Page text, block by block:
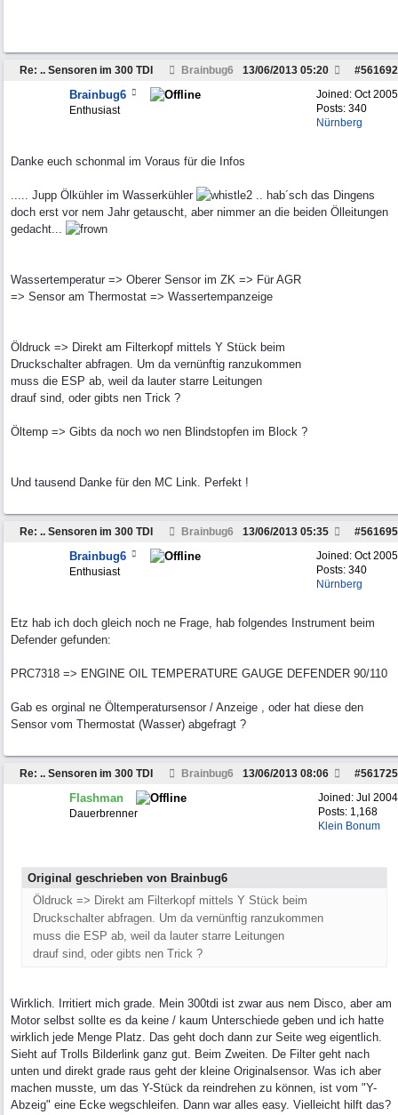
Re: .. Sensoren im 300 TDI Brainbug6 #561692
13/06/2013 05:20
Joined: Oct 2005
Posts: 340
Nürnberg
Brainbug6
Enthusiast
Danke euch schonmal im Voraus für die Infos
..... Jupp Ölkühler im Wasserkühler
.. hab´sch das Dingens
doch erst vor nem Jahr getauscht, aber nimmer an die beiden Ölleitungen
gedacht...
Wassertemperatur => Oberer Sensor im ZK => Für AGR
=> Sensor am Thermostat => Wassertempanzeige
Öldruck => Direkt am Filterkopf mittels Y Stück beim
Druckschalter abfragen. Um da vernünftig ranzukommen
muss die ESP ab, weil da lauter starre Leitungen
drauf sind, oder gibts nen Trick ?
Öltemp => Gibts da noch wo nen Blindstopfen im Block ?
Und tausend Danke für den MC Link. Perfekt !
Re: .. Sensoren im 300 TDI Brainbug6 #561695
13/06/2013 05:35
Joined: Oct 2005
Posts: 340
Nürnberg
Brainbug6
Enthusiast
Etz hab ich doch gleich noch ne Frage, hab folgendes Instrument beim
Defender gefunden:
PRC7318 => ENGINE OIL TEMPERATURE GAUGE DEFENDER 90/110
Gab es orginal ne Öltemperatursensor / Anzeige , oder hat diese den
Sensor vom Thermostat (Wasser) abgefragt ?
Re: .. Sensoren im 300 TDI Brainbug6 #561725
13/06/2013 08:06
Joined: Jul 2004
Posts: 1,168
Klein Bonum
Flashman
Dauerbrenner
Original geschrieben von Brainbug6
Öldruck => Direkt am Filterkopf mittels Y Stück beim
Druckschalter abfragen. Um da vernünftig ranzukommen
muss die ESP ab, weil da lauter starre Leitungen
drauf sind, oder gibts nen Trick ?
Wirklich. Irritiert mich grade. Mein 300tdi ist zwar aus nem Disco, aber am
Motor selbst sollte es da keine / kaum Unterschiede geben und ich hatte
wirklich jede Menge Platz. Das geht doch dann zur Seite weg eigentlich.
Sieht auf Trolls Bilderlink ganz gut. Beim Zweiten. De Filter geht nach
unten und direkt grade raus geht der kleine Originalsensor. Was ich aber
machen musste, um das Y-Stück da reindrehen zu können, ist vom "Y-
Abzeig" eine Ecke wegschleifen. Dann war alles easy. Vielleicht hilft das?